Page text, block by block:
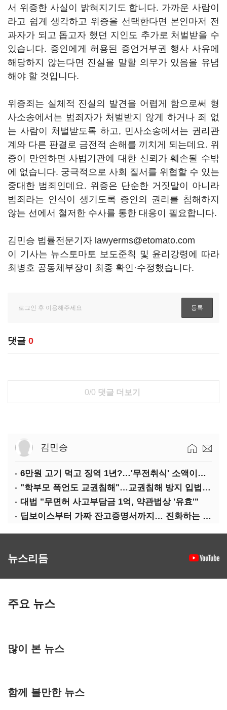
서 위증한 사실이 밝혀지기도 합니다. 가까운 사람이
라고 쉽게 생각하고 위증을 선택한다면 본인마저 전
과자가 되고 돕고자 했던 지인도 추가로 처벌받을 수
있습니다. 증인에게 허용된 증언거부권 행사 사유에
해당하지 않는다면 진실을 말할 의무가 있음을 유념
해야 할 것입니다.
위증죄는 실체적 진실의 발견을 어렵게 함으로써 형
사소송에서는 범죄자가 처벌받지 않게 하거나 죄 없
는 사람이 처벌받도록 하고, 민사소송에서는 권리관
계와 다른 판결로 금전적 손해를 끼치게 되는데요. 위
증이 만연하면 사법기관에 대한 신뢰가 훼손될 수밖
에 없습니다. 궁극적으로 사회 질서를 위협할 수 있는
중대한 범죄인데요. 위증은 단순한 거짓말이 아니라
범죄라는 인식이 생기도록 증인의 권리를 침해하지
않는 선에서 철저한 수사를 통한 대응이 필요합니다.
김민승 법률전문기자 lawyerms@etomato.com
이 기사는 뉴스토마토 보도준칙 및 윤리강령에 따라
최병호 공동체부장이 최종 확인·수정했습니다.
댓글 0
0/0 댓글 더보기
김민승
6만원 고기 먹고 징역 1년?…'무전취식' 소액이라도 상습이면 사기죄
"학부모 폭언도 교권침해"…교권침해 방지 입법 시급
대법 "무면허 사고부담금 1억, 약관법상 '유효'"
딥보이스부터 가짜 잔고증명서까지… 진화하는 AI 범죄
뉴스리듬
주요 뉴스
많이 본 뉴스
함께 볼만한 뉴스